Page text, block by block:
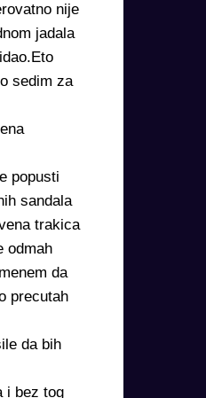
nije
jadala
sedim za
popusti
sandala
trakica
odmah
da
precutah
da bih
i bez tog